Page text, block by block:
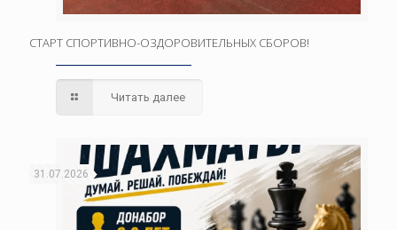
СТАРТ СПОРТИВНО-ОЗДОРОВИТЕЛЬНЫХ СБОРОВ!
Читать далее
31.07.2026